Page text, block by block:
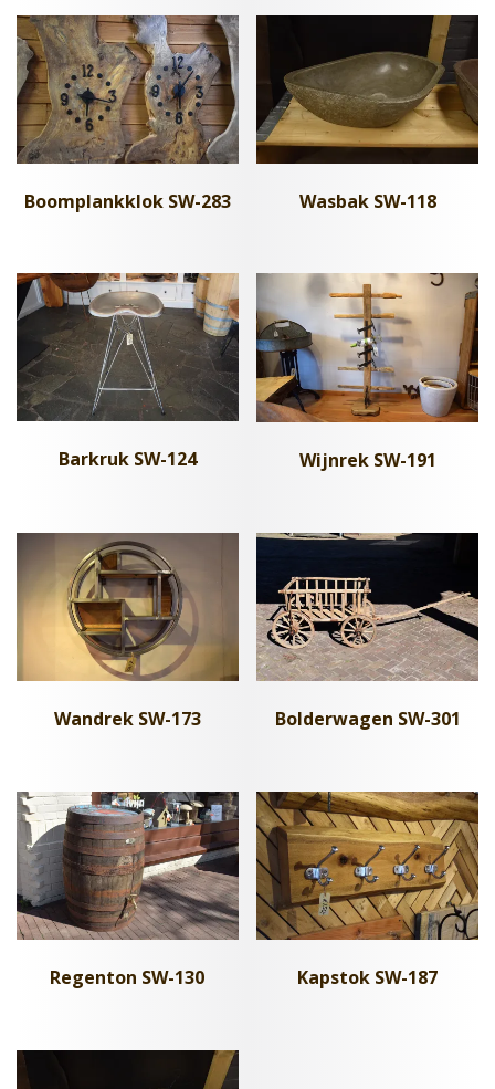
Boomplankklok SW-283 Wasbak SW-118
Barkruk SW-124 Wijnrek SW-191
Wandrek SW-173 Bolderwagen SW-301
Regenton SW-130 Kapstok SW-187